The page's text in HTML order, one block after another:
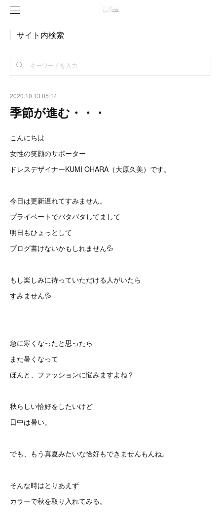
サイト内検索
2020.10.13 05:14
季節が進む・・・
こんにちは
女性の笑顔のサポーター
ドレスデザイナーKUMI OHARA（大原久美）です。
今日は更新遅れてすみません。
プライベートでバタバタしてまして
明日もひょっとして
ブログ書けないかもしれません💦
もし楽しみに待っていただける人がいたら
すみません💦
急に寒くなったと思ったら
また暑くなって
ほんと、ファッションに悩みますよね？
秋らしい恰好をしたいけど
日中は暑い。
でも、もう真夏みたいな恰好もできませんもんね。
そんな時はとりあえず
カラーで秋を取り入れてみる。